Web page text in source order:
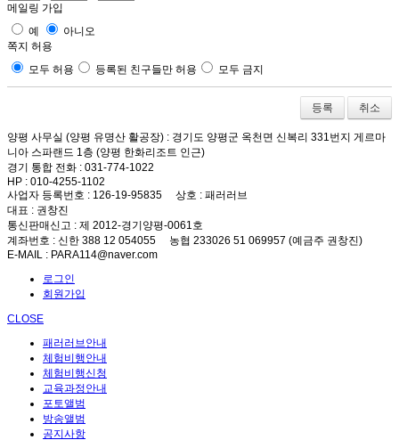
메일링 가입
예
아니오
쪽지 허용
모두 허용
등록된 친구들만 허용 모두 금지
취소
양평 사무실 (양평 유명산 활공장) : 경기도 양평군 옥천면 신복리 331번지 게르마
니아 스파랜드 1층 (양평 한화리조트 인근)
경기 통합 전화 : 031-774-1022
HP : 010-4255-1102
사업자 등록번호 : 126-19-95835 상호 : 패러러브
대표 : 권창진
통신판매신고 : 제 2012-경기양평-0061호
계좌번호 : 신한 388 12 054055 농협 233026 51 069957 (예금주 권창진)
E-MAIL : PARA114@naver.com
로그인
회원가입
CLOSE
패러러브안내
체험비행안내
체험비행신청
교육과정안내
포토앨범
방송앨범
공지사항